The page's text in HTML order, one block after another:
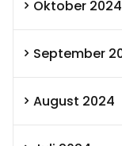
Oktober 2024
September
August 2024